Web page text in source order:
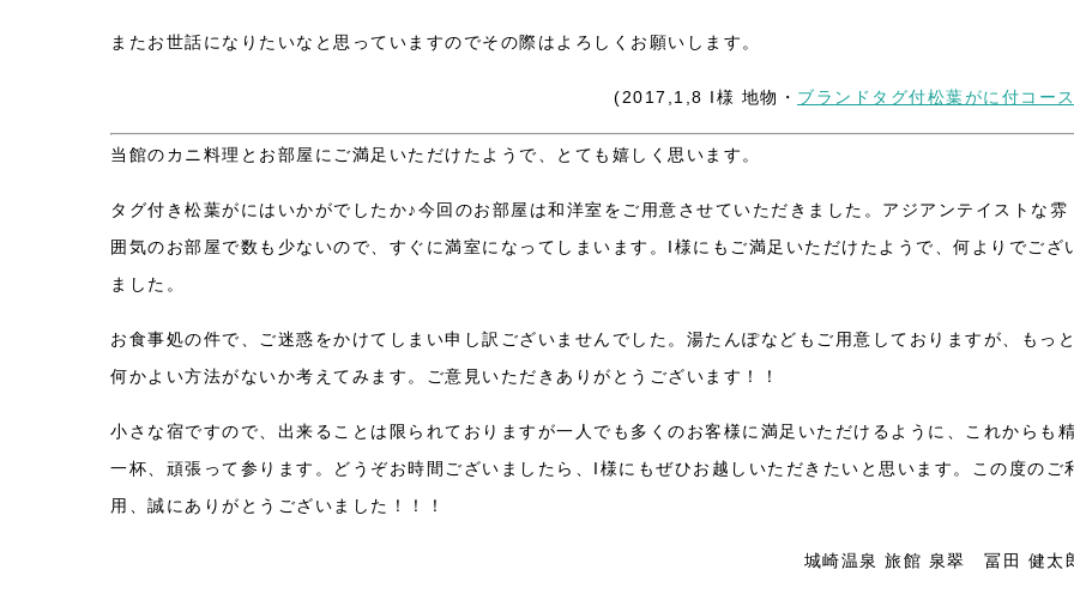
またお世話になりたいなと思っていますのでその際はよろしくお願いします。
(2017,1,8 I様 地物・ ブランドタグ付松葉がに付コース
当館のカニ料理とお部屋にご満足いただけたようで、とても嬉しく思います。
タグ付き松葉がにはいかがでしたか♪今回のお部屋は和洋室をご用意させていただきました。アジアンテイストな雰
囲気のお部屋で数も少ないので、すぐに満室になってしまいます。I様にもご満足いただけたようで、何よりでござ
ました。
お食事処の件で、ご迷惑をかけてしまい申し訳ございませんでした。湯たんぽなどもご用意しておりますが、もっと
何かよい方法がないか考えてみます。ご意見いただきありがとうございます！！
小さな宿ですので、出来ることは限られておりますが一人でも多くのお客様に満足いただけるように、これからも精
一杯、頑張って参ります。どうぞお時間ございましたら、I様にもぜひお越しいただきたいと思います。この度のご
用、誠にありがとうございました！！！
城崎温泉 旅館 泉翠 冨田 健太